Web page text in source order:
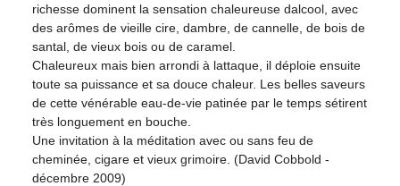
richesse dominent la sensation chaleureuse dalcool, avec
des arômes de vieille cire, dambre, de cannelle, de bois de
santal, de vieux bois ou de caramel.
Chaleureux mais bien arrondi à lattaque, il déploie ensuite
toute sa puissance et sa douce chaleur. Les belles saveurs
de cette vénérable eau-de-vie patinée par le temps sétirent
très longuement en bouche.
Une invitation à la méditation avec ou sans feu de
cheminée, cigare et vieux grimoire. (David Cobbold -
décembre 2009)